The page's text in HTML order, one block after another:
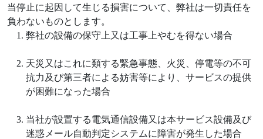
当停止に起因して生じる損害について、弊社は一切責任を
負わないものとします。
弊社の設備の保守上又は工事上やむを得ない場合
天災又はこれに類する緊急事態、火災、停電等の不可
抗力及び第三者による妨害等により、サービスの提供
が困難になった場合
当社が設置する電気通信設備又は本サービス設備及び
迷惑メール自動判定システムに障害が発生した場合